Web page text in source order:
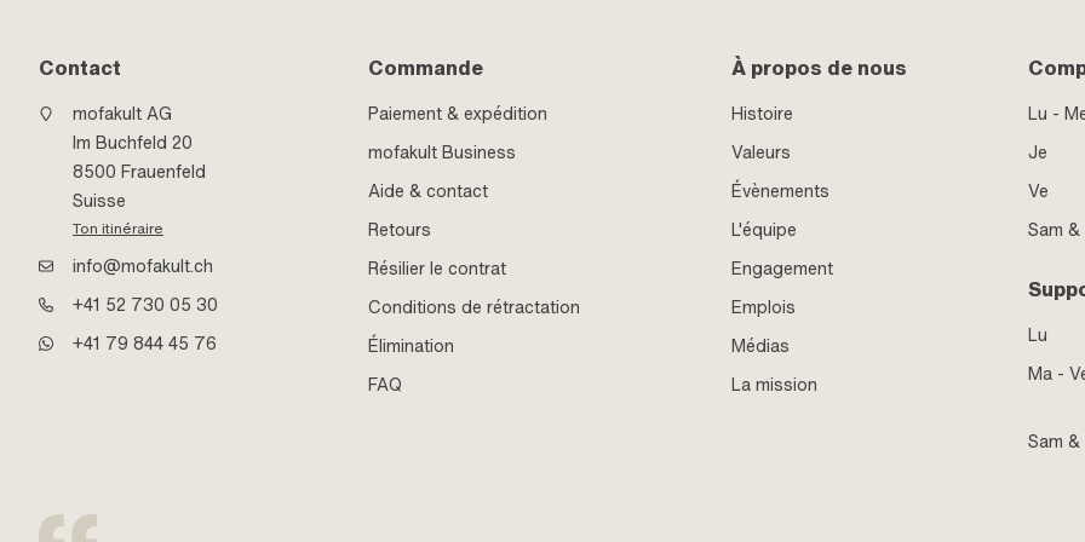
Contact
mofakult AG
Im Buchfeld 20
8500 Frauenfeld
Suisse
Ton itinéraire
info@mofakult.ch
+41 52 730 05 30
+41 79 844 45 76
Commande
Paiement & expédition
mofakult Business
Aide & contact
Retours
Résilier le contrat
Conditions de rétractation
Élimination
FAQ
À propos de nous
Histoire
Valeurs
Évènements
L'équipe
Engagement
Emplois
Médias
La mission
Lu -
Je
Ve
Sam
Lu
Ma -
Sam